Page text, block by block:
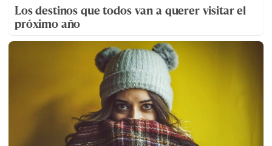
Los destinos que todos van a querer visitar el
próximo año